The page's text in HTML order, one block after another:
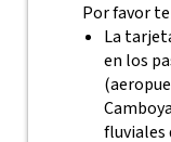
Por favor
La
en los
fluviales